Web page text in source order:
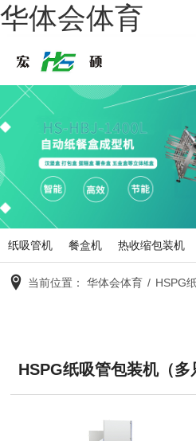
华体会体育
纸吸管机 餐盒机 热收缩包装机
当前位置： 华体会体育 / HSPG
HSPG纸吸管包装机（多